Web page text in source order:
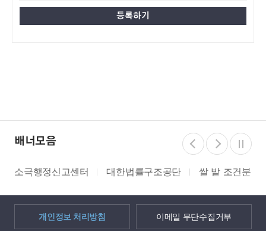
배너모음
소극행정신고센터 대한법률구조공단 쌀 밭 조건분리
개인정보 처리방침 이메일 무단수집거부